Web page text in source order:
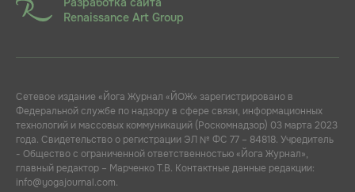
Renaissance Art Group
Сетевое издание «Йога Журнал «ЙОЖ» зарегистрировано в
Федеральной службе по надзору в сфере связи, информационных
технологий и массовых коммуникаций (Роскомнадзор) 03 марта 2023
года. Свидетельство о регистрации ЭЛ № ФС 77 – 84818. Учредитель
- Общество с ограниченной ответственностью «Йога Журнал»,
главный редактор – Марченко Т.В. Контактные данные редакции:
info@yogajournal.com.